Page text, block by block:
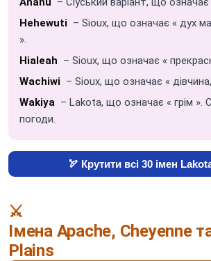
Hehewuti – Sioux, що означає « дух
».
Hialeah – Sioux, що означає «
Wachiwi – Sioux, що означає «
Wakiya – Lakota, що означає « грім ».
погоди.
🏹 Крутити всі 30 імен
⚔️
Імена Apache, Cheyenne
Plains